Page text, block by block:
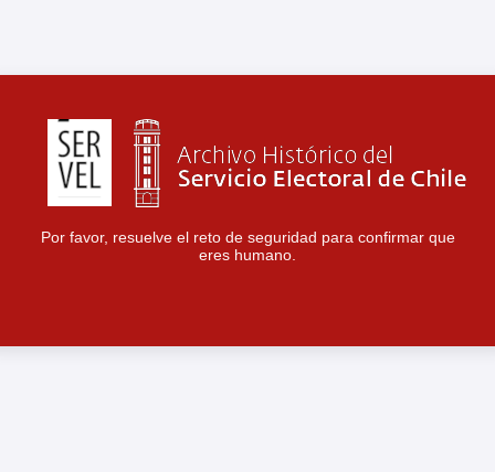
Por favor, resuelve el reto de seguridad para confirmar que
eres humano.